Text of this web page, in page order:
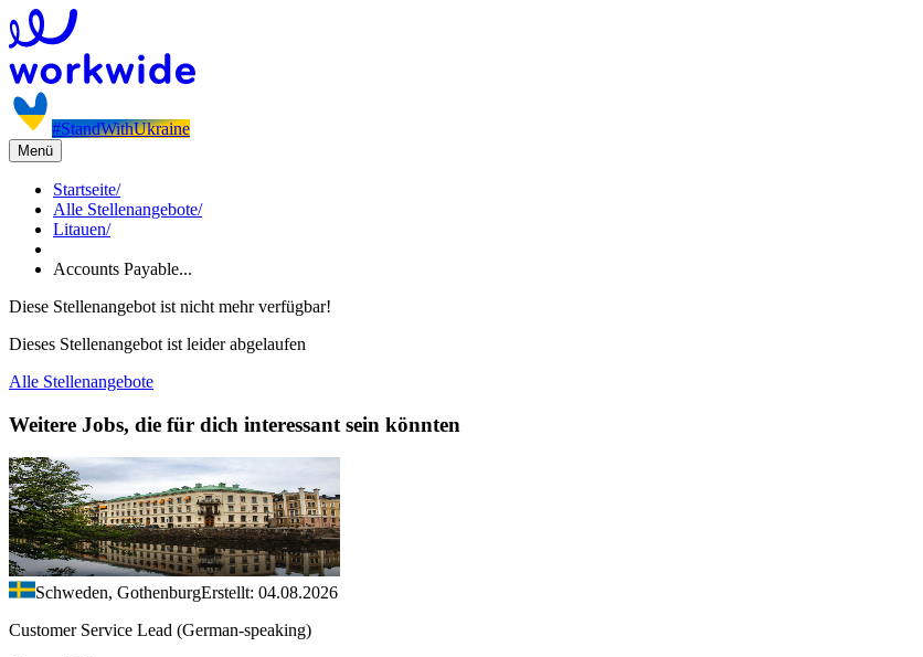
#StandWithUkraine
Menü
Startseite/
Alle Stellenangebote/
Litauen/
Accounts Payable...
Diese Stellenangebot ist nicht mehr verfügbar!
Dieses Stellenangebot ist leider abgelaufen
Alle Stellenangebote
Weitere Jobs, die für dich interessant sein könnten
Schweden, GothenburgErstellt: 04.08.2026
Customer Service Lead (German-speaking)